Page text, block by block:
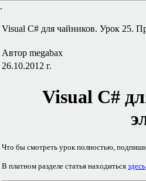
.
Visual C# для чайников. Урок 25.
Автор megabax
26.10.2012 г.
Visual C#
Что бы смотреть урок полностью,
В платном разделе статья находиться здесь